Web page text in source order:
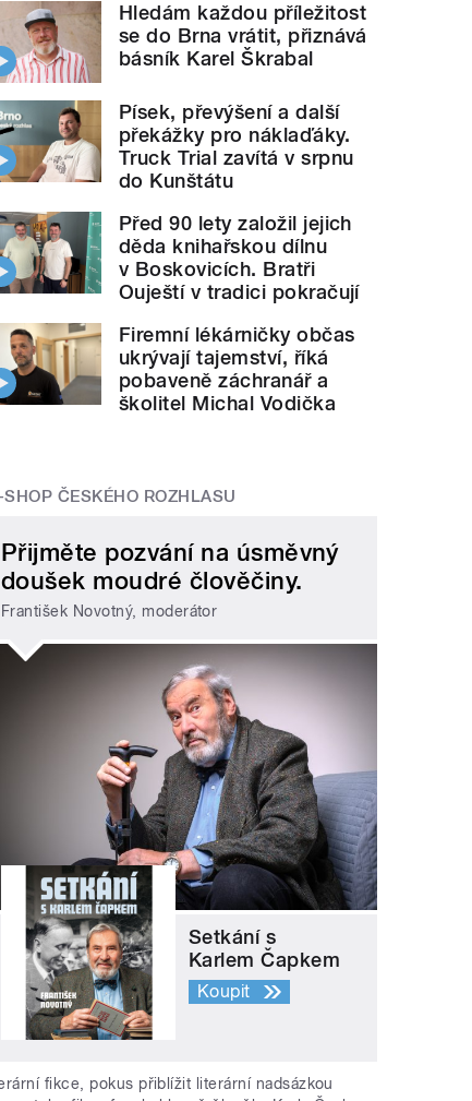
Hledám každou příležitost
se do Brna vrátit, přiznává
básník Karel Škrabal
Písek, převýšení a další
překážky pro náklaďáky.
Truck Trial zavítá v srpnu
do Kunštátu
Před 90 lety založil jejich
děda knihařskou dílnu
v Boskovicích. Bratři
Ouještí v tradici pokračují
Firemní lékárničky občas
ukrývají tajemství, říká
pobaveně záchranář a
školitel Michal Vodička
SHOP ČESKÉHO ROZHLASU
Přijměte pozvání na úsměvný
doušek moudré člověčiny.
František Novotný, moderátor
Setkání s
Karlem Čapkem
Koupit
fikce, pokus přiblížit literární nadsázkou